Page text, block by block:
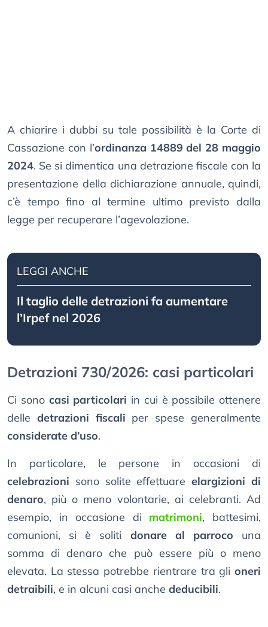
A chiarire i dubbi su tale possibilità è la Corte di
Cassazione con l’ordinanza 14889 del 28 maggio
2024. Se si dimentica una detrazione fiscale con la
presentazione della dichiarazione annuale, quindi,
c’è tempo fino al termine ultimo previsto dalla
legge per recuperare l’agevolazione.
LEGGI ANCHE
Il taglio delle detrazioni fa aumentare
l’Irpef nel 2026
Detrazioni 730/2026: casi particolari
Ci sono casi particolari in cui è possibile ottenere
delle detrazioni fiscali per spese generalmente
considerate d’uso.
In particolare, le persone in occasioni di
celebrazioni sono solite effettuareelargizioni di
denaro, più o meno volontarie, ai celebranti. Ad
esempio, in occasione di matrimoni, battesimi,
comunioni, si è soliti donare al parroco una
somma di denaro che può essere più o meno
elevata. La stessa potrebbe rientrare tra gli oneri
detraibili, e in alcuni casi anche deducibili.